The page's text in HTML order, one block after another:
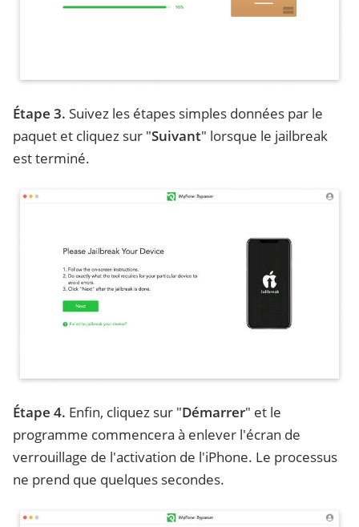
Étape 3. Suivez les étapes simples données par le
paquet et cliquez sur "Suivant" lorsque le jailbreak
est terminé.
Étape 4. Enfin, cliquez sur "Démarrer" et le
programme commencera à enlever l'écran de
verrouillage de l'activation de l'iPhone. Le processus
ne prend que quelques secondes.